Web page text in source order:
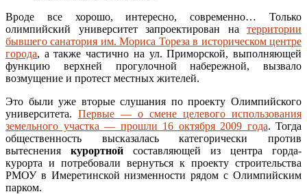
Вроде все хорошо, интересно, современно… Только
олимпийский университет запроектирован на территории
бывшего санатория им. Мориса Тореза в историческом центре
города, а также частично на ул. Приморской, выполняющей
функцию верхней прогулочной набережной, вызвало
возмущение и протест местных жителей.
Это были уже вторые слушания по проекту Олимпийского
университета. Первые — о смене целевого использования
земельного участка — прошли 16 октября 2009 года. Тогда
общественность высказалась категорически против
вытеснения курортной составляющей из центра горда-
курорта и потребовали вернуться к проекту строительства
РМОУ в Имеретинской низменности рядом с Олимпийским
парком.